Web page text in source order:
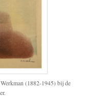
(1882-1945) bij de